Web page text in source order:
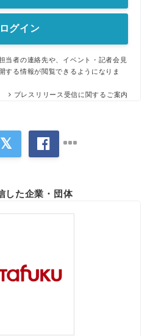
ログイン
当者の連絡先や、イベント・記者会見
する情報が閲覧できるようになりま
プレスリリース受信に関するご案内
した企業・団体